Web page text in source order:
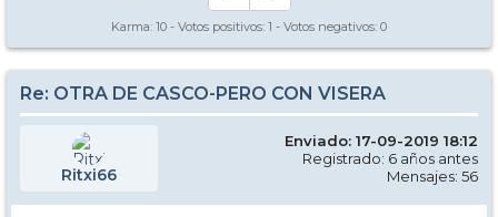
Karma: 10 - Votos positivos: 1 - Votos negativos: 0
Re: OTRA DE CASCO-PERO CON VISERA
Ritxi66
Enviado: 17-09-2019 18:12
Registrado: 6 años antes
Mensajes: 56